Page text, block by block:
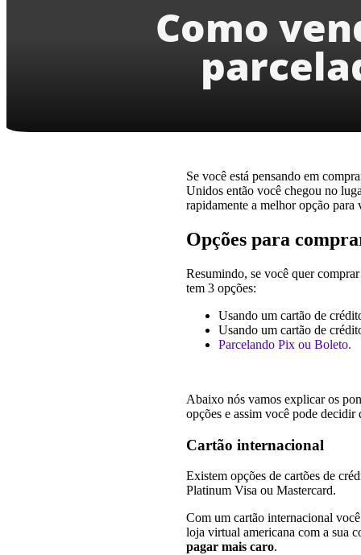
Como
Se você está pensando em
Unidos então você chegou no
rapidamente a melhor opção para
Opções para
Resumindo, se você quer
tem 3 opções:
Usando um cartão de
Usando um cartão de
Parcelando Pix ou Boleto.
Abaixo nós vamos explicar os
opções e assim você pode
Cartão internacional
Existem opções de cartões de
Platinum Visa ou Mastercard.
Com um cartão internacional
loja virtual americana com a sua
pagar mais caro.